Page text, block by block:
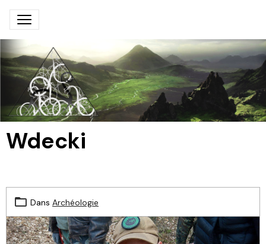
Wdecki
Dans Archéologie